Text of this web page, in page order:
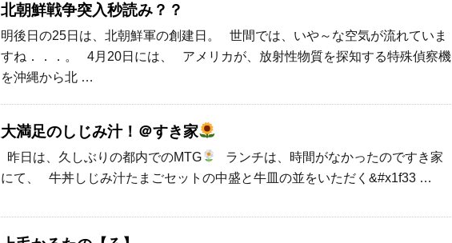
北朝鮮戦争突入秒読み？？
明後日の25日は、北朝鮮軍の創建日。 世間では、いや～な空気が流れていま
すね．．．。 4月20日には、 アメリカが、放射性物質を探知する特殊偵察機
を沖縄から北 …
大満足のしじみ汁！＠すき家
昨日は、久しぶりの都内でのMTG
ランチは、時間がなかったのですき家
にて、 牛丼しじみ汁たまごセットの中盛と牛皿の並をいただく&#x1f33 …